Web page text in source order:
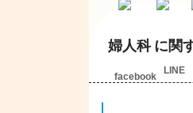
婦人科 に関
facebook
LINE